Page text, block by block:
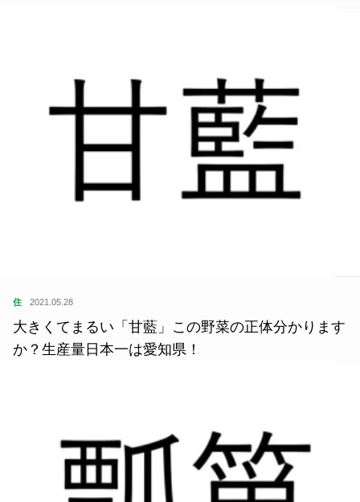
住 2021.05.28
大きくてまるい「甘藍」この野菜の正体分かります
か？生産量日本一は愛知県！